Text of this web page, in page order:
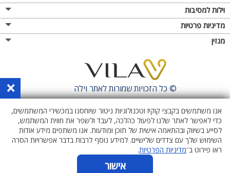
וילות למסיבות
מדיניות פרטיות
מגזין
© כל הזכויות שמורות לאתרוילה ×
אנו משתמשים בקבצי קוקיז וטכנולוגיות ניטור שיוחסנו במכשירי המשתמשים,
כדי לאפשר לאתר שלנו לפעול כהלכה, לעבד ולשפר את חווית המשתמש,
לסייע בשיווק ובהתאמה אישית של תוכן ומודעות. אנו משתפים מידע אודות
השימוש שלך עם צדדים שלישיים. למידע נוסף לרבות בדבר אפשרויות הסרה
ראו פירוט ב־מדיניות הפרטיות.
אישור